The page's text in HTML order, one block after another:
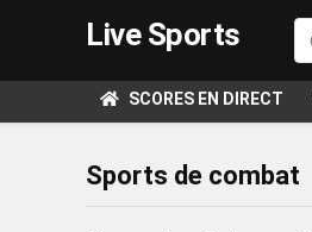
Live Sports
SCORES EN DIRECT
Sports de combat